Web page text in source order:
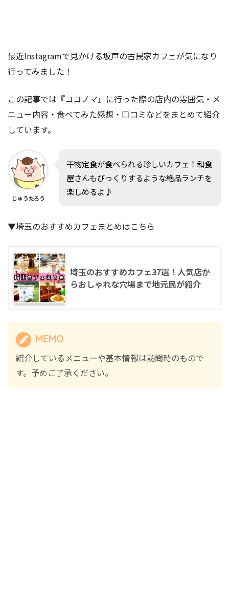
最近Instagramで見かける坂戸の古民家カフェが気になり
行ってみました！
この記事では『ココノマ』に行った際の店内の雰囲気・メ
ニュー内容・食べてみた感想・口コミなどをまとめて紹介
しています。
じゅうたろう
干物定食が食べられる珍しいカフェ！和食
屋さんもびっくりするような絶品ランチを
楽しめるよ♪
▼埼玉のおすすめカフェまとめはこちら
埼玉のおすすめカフェ37選！人気店か
らおしゃれな穴場まで地元民が紹介
MEMO
紹介しているメニューや基本情報は訪問時のもので
す。予めご了承ください。